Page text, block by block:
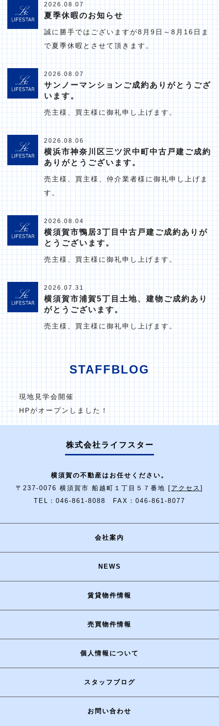
2026.08.07
夏季休暇のお知らせ
誠に勝手ではございますが8月9日～8月16日ま
で夏季休暇とさせて頂きます。
2026.08.07
サンノーマンションご成約ありがとうござ
います。
売主様、買主様に御礼申し上げます。
2026.08.06
横浜市神奈川区三ツ沢中町中古戸建ご成約
ありがとうございます。
売主様、買主様、仲介業者様に御礼申し上げま
す。
2026.08.04
横須賀市鴨居3丁目中古戸建ご成約ありが
とうございます。
売主様、買主様に御礼申し上げます。
2026.07.31
横須賀市浦賀5丁目土地、建物ご成約あり
がとうございます。
売主様、買主様に御礼申し上げます。
STAFFBLOG
現地見学会開催
HPがオープンしました！
株式会社ライフスター
横須賀の不動産はお任せください。
〒237-0076 横須賀市 船越町１丁目５７番地 [ アクセス ]
TEL：046-861-8088 FAX：046-861-8077
会社案内
NEWS
賃貸物件情報
売買物件情報
個人情報について
スタッフブログ
お問い合わせ